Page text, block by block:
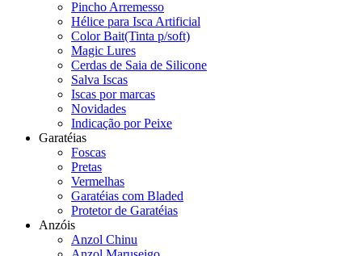
Pincho Arremesso
Hélice para Isca Artificial
Color Bait(Tinta p/soft)
Magic Lures
Cerdas de Saia de Silicone
Salva Iscas
Iscas por marcas
Novidades
Indicação por Peixe
Garatéias
Foscas
Pretas
Vermelhas
Garatéias com Bladed
Protetor de Garatéias
Anzóis
Anzol Chinu